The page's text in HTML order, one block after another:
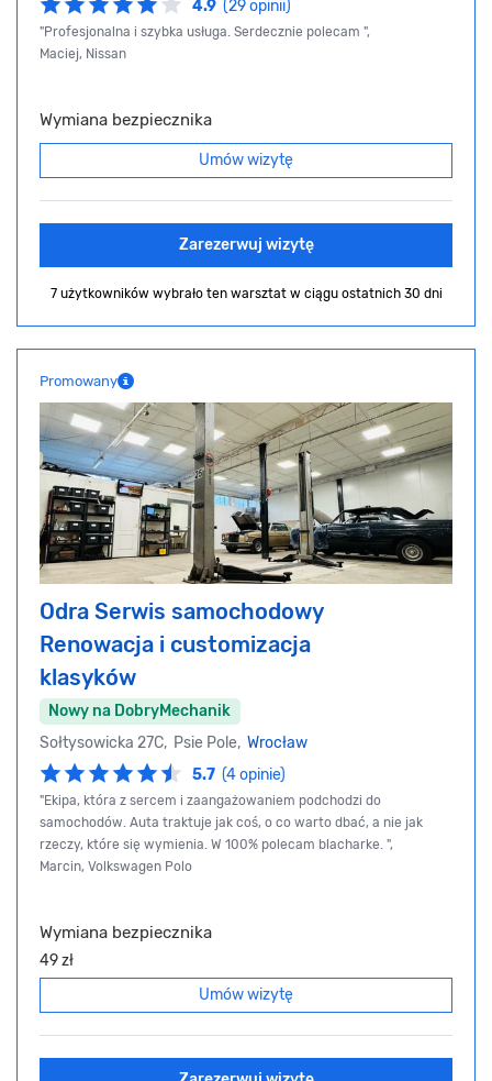
4.9 (29 opinii)
"Profesjonalna i szybka usługa. Serdecznie polecam ",
Maciej, Nissan
Wymiana bezpiecznika
Umów wizytę
Zarezerwuj wizytę
7 użytkowników wybrało ten warsztat w ciągu ostatnich 30 dni
Promowany
Odra Serwis samochodowy
Renowacja i customizacja
klasyków
Nowy na DobryMechanik
Sołtysowicka 27C, Psie Pole, Wrocław
5.7 (4 opinie)
"Ekipa, która z sercem i zaangażowaniem podchodzi do
samochodów. Auta traktuje jak coś, o co warto dbać, a nie jak
rzeczy, które się wymienia. W 100% polecam blacharke. ",
Marcin, Volkswagen Polo
Wymiana bezpiecznika
49 zł
Umów wizytę